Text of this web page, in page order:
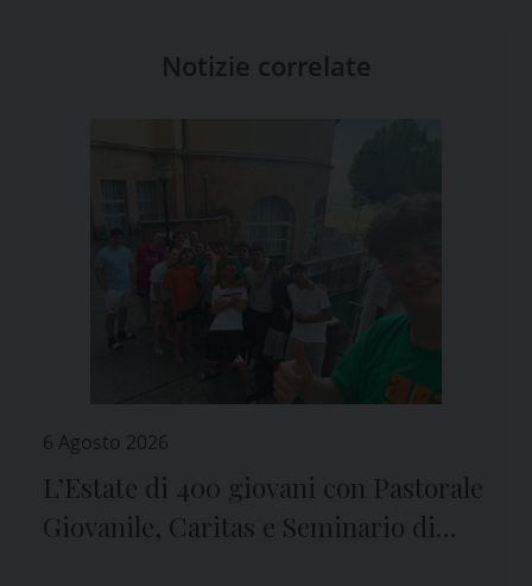
Notizie correlate
6 Agosto 2026
L’Estate di 400 giovani con Pastorale
Giovanile, Caritas e Seminario di